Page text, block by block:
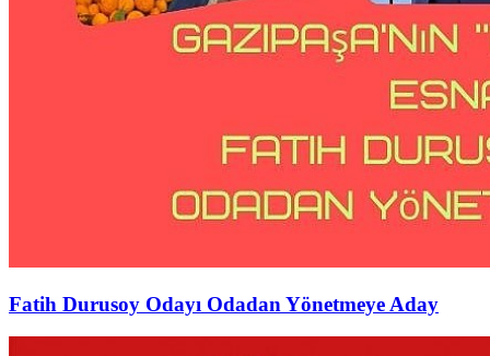
Fatih Durusoy Odayı Odadan Yönetmeye Aday